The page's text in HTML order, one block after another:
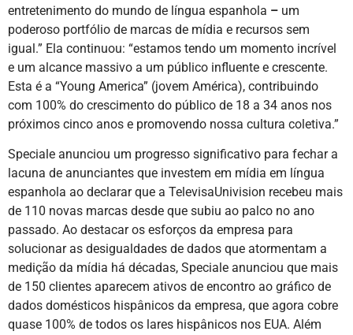
entretenimento do mundo de língua espanhola – um
poderoso portfólio de marcas de mídia e recursos sem
igual.” Ela continuou: “estamos tendo um momento incrível
e um alcance massivo a um público influente e crescente.
Esta é a “Young America” (jovem América), contribuindo
com 100% do crescimento do público de 18 a 34 anos nos
próximos cinco anos e promovendo nossa cultura coletiva.”
Speciale anunciou um progresso significativo para fechar a
lacuna de anunciantes que investem em mídia em língua
espanhola ao declarar que a TelevisaUnivision recebeu mais
de 110 novas marcas desde que subiu ao palco no ano
passado. Ao destacar os esforços da empresa para
solucionar as desigualdades de dados que atormentam a
medição da mídia há décadas, Speciale anunciou que mais
de 150 clientes aparecem ativos de encontro ao gráfico de
dados domésticos hispânicos da empresa, que agora cobre
quase 100% de todos os lares hispânicos nos EUA. Além